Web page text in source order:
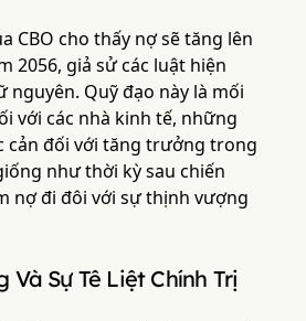
CBO cho thấy nợ sẽ tăng lên
2056, giả sử các luật hiện
nguyên. Quỹ đạo này là mối
với các nhà kinh tế, những
cản đối với tăng trưởng trong
như thời kỳ sau chiến
nợ đi đôi với sự thịnh vượng
Và Sự Tê Liệt Chính Trị